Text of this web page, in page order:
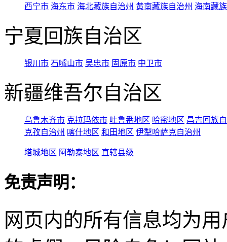
西宁市 海东市 海北藏族自治州 黄南藏族自治州 海南藏
宁夏回族自治区
银川市 石嘴山市 吴忠市 固原市 中卫市
新疆维吾尔自治区
乌鲁木齐市 克拉玛依市 吐鲁番地区 哈密地区 昌吉回族
克孜自治州 喀什地区 和田地区 伊犁哈萨克自治州
塔城地区 阿勒泰地区 直辖县级
免责声明：
网页内的所有信息均为